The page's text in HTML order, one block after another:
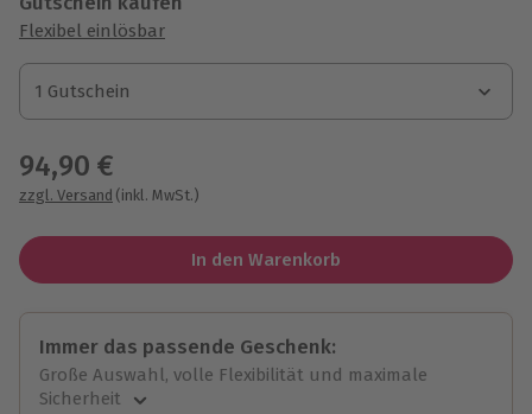
Flexibel einlösbar
1 Gutschein
1 Gutschein
1 Gutschein
94,90 €
zzgl. Versand (inkl. MwSt.)
In den Warenkorb
Immer das passende Geschenk:
Große Auswahl, volle Flexibilität und maximale
Sicherheit